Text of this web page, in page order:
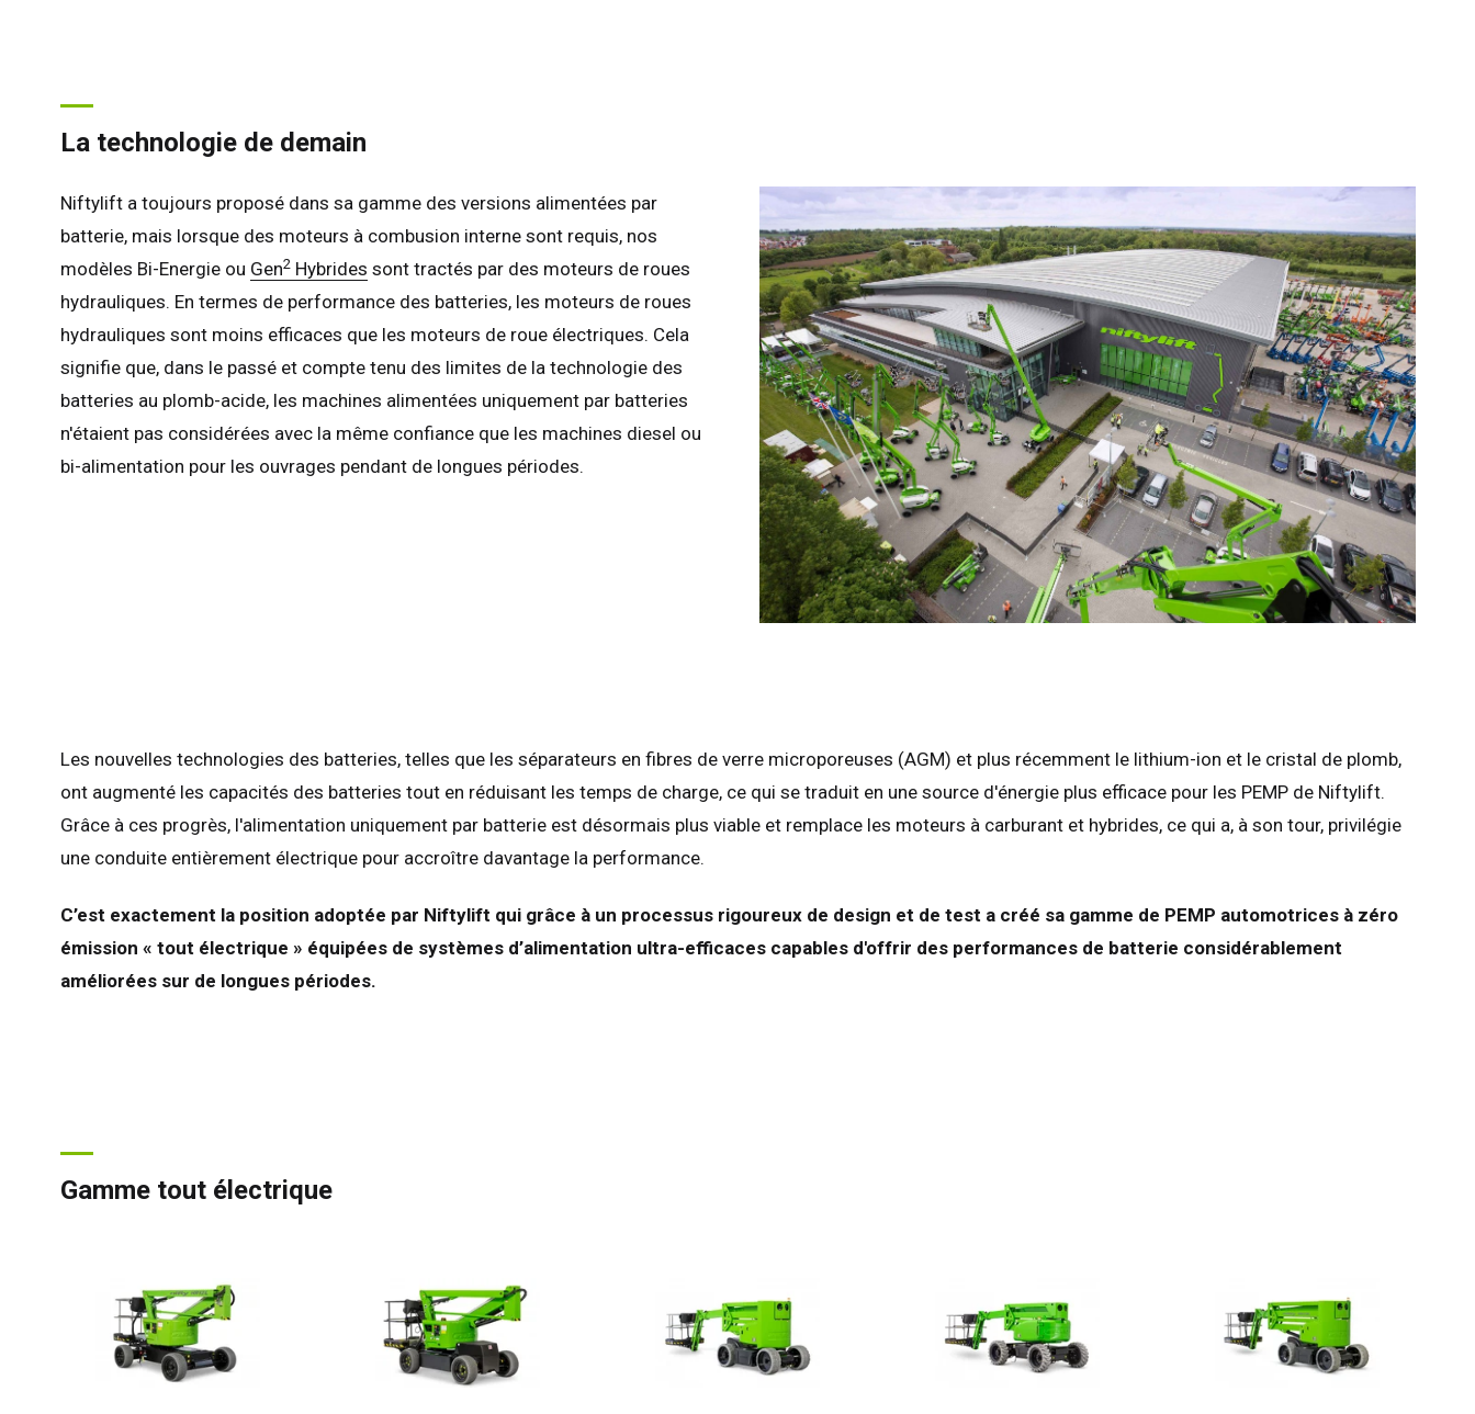
La technologie de demain
Niftylift a toujours proposé dans sa gamme des versions alimentées par
batterie, mais lorsque des moteurs à combusion interne sont requis, nos
modèles Bi-Energie ou Gen2Hybrides sont tractés par des moteurs de roues
hydrauliques. En termes de performance des batteries, les moteurs de roues
hydrauliques sont moins efficaces que les moteurs de roue électriques. Cela
signifie que, dans le passé et compte tenu des limites de la technologie des
batteries au plomb-acide, les machines alimentées uniquement par batteries
n'étaient pas considérées avec la même confiance que les machines diesel ou
bi-alimentation pour les ouvrages pendant de longues périodes.
Les nouvelles technologies des batteries, telles que les séparateurs en fibres de verre microporeuses (AGM) et plus récemment le lithium-ion et le cristal de plomb,
ont augmenté les capacités des batteries tout en réduisant les temps de charge, ce qui se traduit en une source d'énergie plus efficace pour les PEMP de Niftylift.
Grâce à ces progrès, l'alimentation uniquement par batterie est désormais plus viable et remplace les moteurs à carburant et hybrides, ce qui a, à son tour, privilégie
une conduite entièrement électrique pour accroître davantage la performance.
C’est exactement la position adoptée par Niftylift qui grâce à un processus rigoureux de design et de test a créé sa gamme de PEMP automotrices à zéro
émission « tout électrique » équipées de systèmes d’alimentation ultra-efficaces capables d'offrir des performances de batterie considérablement
améliorées sur de longues périodes.
Gamme tout électrique
Etats-Unis
English
Español
France
Français
Allemagne
Deutsch
Netherlands
Nederlands
Canada
English Français